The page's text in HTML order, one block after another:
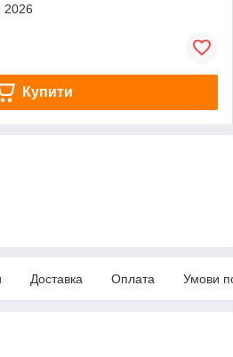
2026
Купити
Доставка Оплата Умови